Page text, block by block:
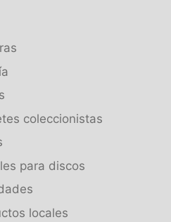
coleccionistas
para discos
locales